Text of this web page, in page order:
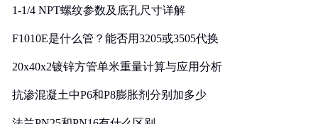
1-1/4 NPT螺纹参数及底孔尺寸详解
F1010E是什么管？能否用3205或3505代换
20x40x2镀锌方管单米重量计算与应用分析
抗渗混凝土中P6和P8膨胀剂分别加多少